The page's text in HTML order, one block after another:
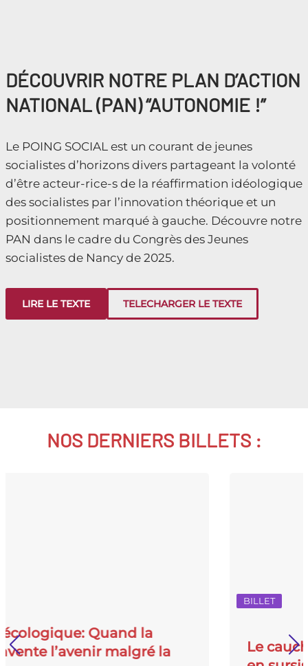
DÉCOUVRIR NOTRE PLAN D’ACTION
NATIONAL (PAN) “AUTONOMIE !”
Le POING SOCIAL est un courant de jeunes
socialistes d’horizons divers partageant la volonté
d’être acteur-rice-s de la réaffirmation idéologique
des socialistes par l’innovation théorique et un
positionnement marqué à gauche. Découvre notre
PAN dans le cadre du Congrès des Jeunes
socialistes de Nancy de 2025.
LIRE LE TEXTE TELECHARGER LE TEXTE
NOS DERNIERS BILLETS :
Quand la
malgré la
Le